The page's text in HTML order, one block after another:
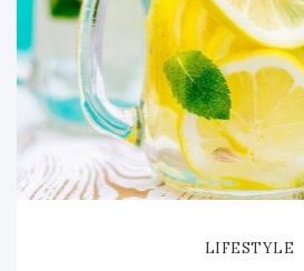
LIFESTYLE